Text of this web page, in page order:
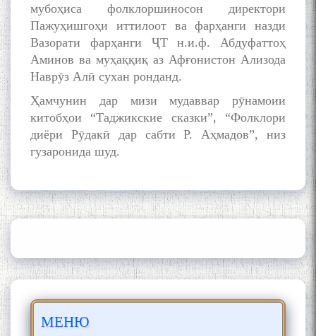
мубоҳиса фолклоршиносон директори
Пажуҳишгоҳи иттилоот ва фарҳанги назди
Вазорати фарҳанги ҶТ н.и.ф. Абдуфаттоҳ
Аминов ва муҳаққиқ аз Афғонистон Ализода
Наврӯз Алӣ сухан ронданд.
Ҳамчунин дар мизи мудаввар рӯнамоии
китобҳои “Таджикские сказки”, “Фолклори
диёри Рӯдакӣ дар сабти Р. Аҳмадов”, низ
гузаронида шуд.
МЕНЮ
Сайри Дарвоз бо Мӯъмин
Қаноат: Чанор ҳам "гап"
мезанад
ШАРҲИ МУЛОҚОТ БО АҲЛИ
АКАДЕМИЯИ МИЛЛИИ
ИЛМҲОИ ТОҶИКИСТОН
БО 4 000 000 СОМОНӢ
МӮЪМИН ҚАНОАТ СОХТА